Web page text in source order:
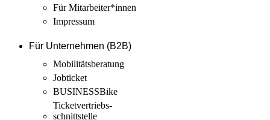
Für Mitarbeiter­*innen
Impressum
Für Unternehmen (B2B)
Mobilitäts­beratung
Jobticket
BUSINESSBike
Ticketvertriebs­
schnittstelle